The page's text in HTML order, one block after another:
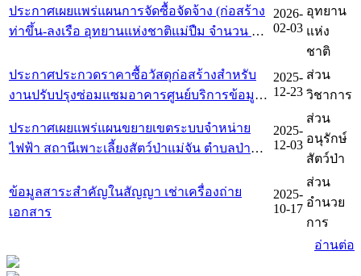
จำนวน ๔ รายการ
ประกาศเผยแพร่แผนการจัดซื้อจัดจ้าง (ก่อสร้าง
ท่าขึ้น-ลงเรือ อุทยานแห่งชาติแม่ปืม จำนวน 1
2026-
02-03
อุทยาน
แห่ง
ชาติ
ประกาศประกวดราคาซื้อวัสดุก่อสร้างสำหรับ
งานปรับปรุงซ่อมแซมอาคารศูนย์บริการข้อมูล
สลี ตำบลสันทราย อำเภอเมืองเชียงราย จังหวัด
เชียงราย
2025-
12-23
ส่วน
วิชาการ
ประกาศเผยแพร่แผนขยายเขตระบบจำหน่าย
ไฟฟ้า สถานีเพาะเลี้ยงสัตว์ป่าแม่จัน ตำบลป่าตึง
2025-
12-03
ส่วน
อนุรักษ์
สัตว์ป่า
ข้อมูลสาระสำคัญในสัญญา เช่าเครื่องถ่าย
เอกสาร
2025-
10-17
ส่วน
อำนวย
การ
อ่านต่อ